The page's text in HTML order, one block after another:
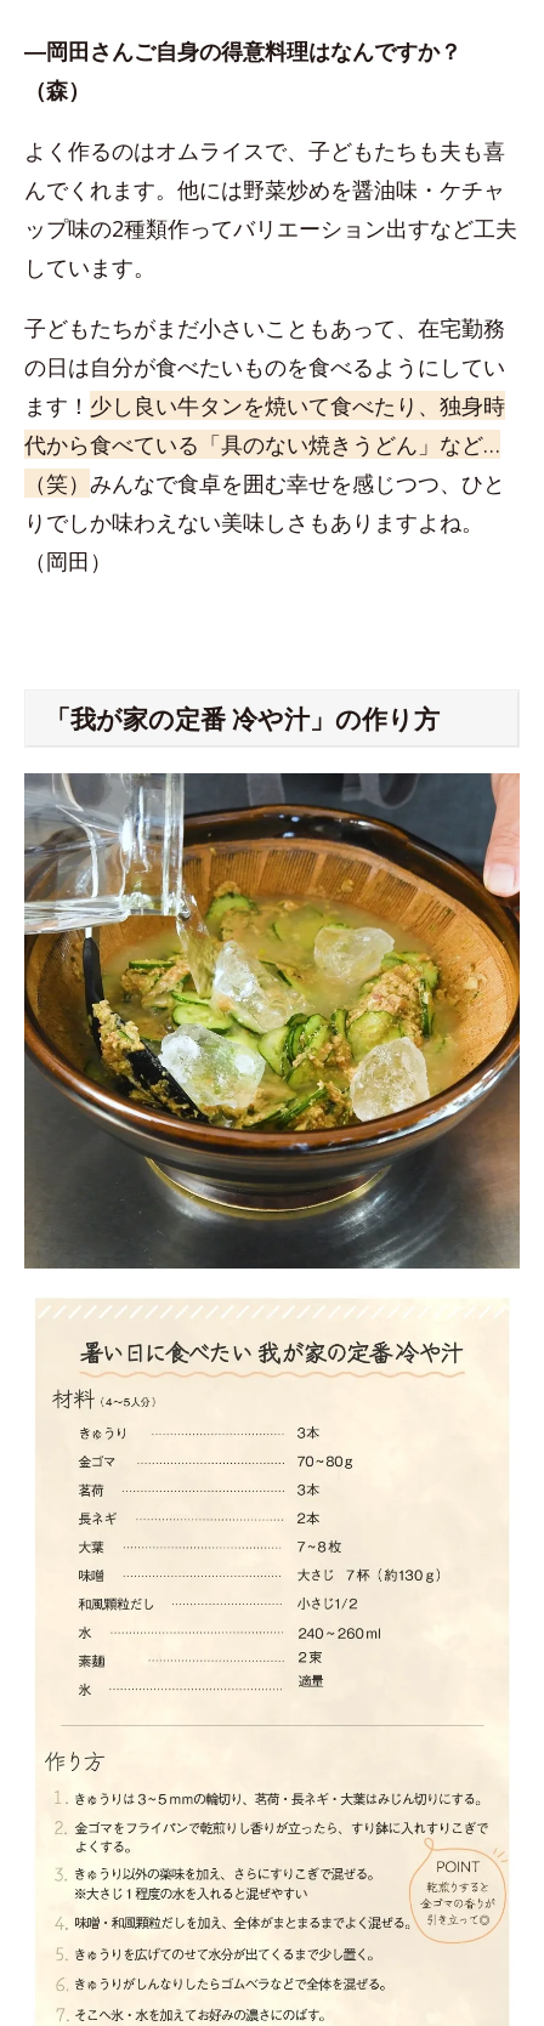
―岡田さんご自身の得意料理はなんですか？
（森）
よく作るのはオムライスで、子どもたちも夫も喜
んでくれます。他には野菜炒めを醤油味・ケチャ
ップ味の2種類作ってバリエーション出すなど工夫
しています。
子どもたちがまだ小さいこともあって、在宅勤務
の日は自分が食べたいものを食べるようにしてい
ます！ 少し良い牛タンを焼いて食べたり、独身時
代から食べている「具のない焼きうどん」など…
（笑） みんなで食卓を囲む幸せを感じつつ、ひと
りでしか味わえない美味しさもありますよね。
（岡田）
「我が家の定番 冷や汁」の作り方